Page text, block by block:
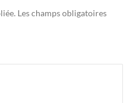
Les champs obligatoires